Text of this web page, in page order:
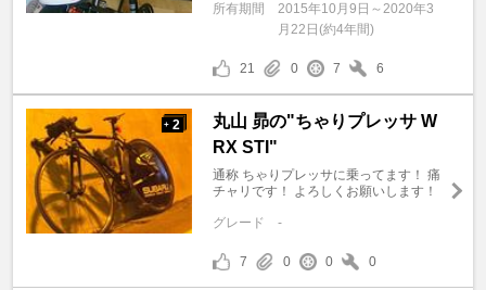
所有期間
2015年10月9日～2020年3
月22日(約4年間)
21 0 7 6
+ 2
丸山 昴の"ちゃりプレッサ W
RX STI"
通称 ちゃりプレッサに乗ってます！ 痛
チャリです！ よろしくお願いします！
グレード -
7 0 0 0